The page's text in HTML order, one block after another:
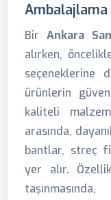
BirAnkara
alırken,
seçeneklerine
ürünlerin
kaliteli
arasında,
bantlar, streç
yer alır.